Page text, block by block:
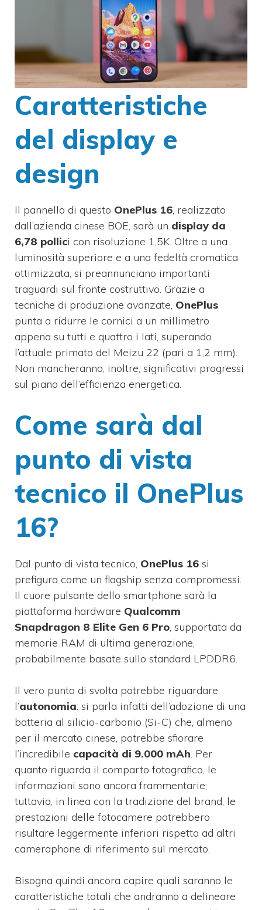
Caratteristiche
del display e
design
Il pannello di questo OnePlus 16, realizzato
dall’azienda cinese BOE, sarà un display da
6,78 pollici con risoluzione 1,5K. Oltre a una
luminosità superiore e a una fedeltà cromatica
ottimizzata, si preannunciano importanti
traguardi sul fronte costruttivo. Grazie a
tecniche di produzione avanzate, OnePlus
punta a ridurre le cornici a un millimetro
appena su tutti e quattro i lati, superando
l’attuale primato del Meizu 22 (pari a 1,2 mm).
Non mancheranno, inoltre, significativi progressi
sul piano dell’efficienza energetica.
Come sarà dal
punto di vista
tecnico il OnePlus
16?
Dal punto di vista tecnico, OnePlus 16 si
prefigura come un flagship senza compromessi.
Il cuore pulsante dello smartphone sarà la
piattaforma hardware Qualcomm
Snapdragon 8 Elite Gen 6 Pro, supportata da
memorie RAM di ultima generazione,
probabilmente basate sullo standard LPDDR6.
Il vero punto di svolta potrebbe riguardare
l’autonomia: si parla infatti dell’adozione di una
batteria al silicio-carbonio (Si-C) che, almeno
per il mercato cinese, potrebbe sfiorare
l’incredibile capacità di 9.000 mAh. Per
quanto riguarda il comparto fotografico, le
informazioni sono ancora frammentarie;
tuttavia, in linea con la tradizione del brand, le
prestazioni delle fotocamere potrebbero
risultare leggermente inferiori rispetto ad altri
cameraphone di riferimento sul mercato.
Bisogna quindi ancora capire quali saranno le
caratteristiche totali che andranno a delineare